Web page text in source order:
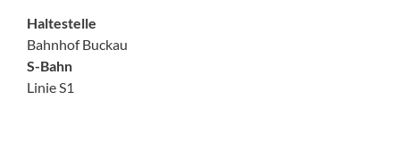
Haltestelle
Bahnhof Buckau
S-Bahn
Linie S1